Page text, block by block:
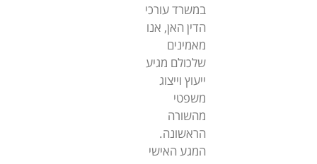
במשרד עורכי
הדין האן, אנו
מאמינים
שלכולם מגיע
ייעוץ וייצוג
משפטי
מהשורה
הראשונה.
המגע האישי